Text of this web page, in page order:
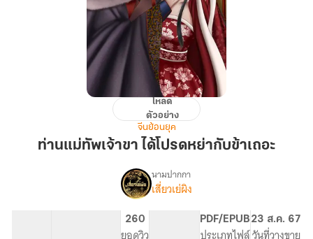
เจ้าขา
โหลด
ตัวอย่าง
จีนย้อนยุค
ท่านแม่ทัพเจ้าขา ได้โปรดหย่ากับข้าเถอะ
เรื่อง
นามปากกา
เสี่ยวเย่ผิง
260 PDF/EPUB23 ส.ค. 67